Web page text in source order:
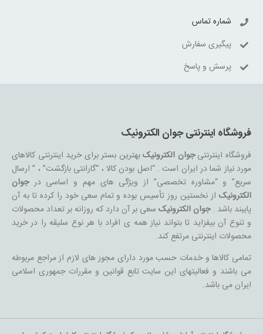
شماره تماس
پیگیری سفارش
پرسش و پاسخ
فروشگاه اینترنتی جوان الکترونیک
فروشگاه اینترنتیجوان الکترونیکبهترین بستر برای خرید اینترنتی کالاهای
مورد نیاز شما در ایران است . “اصل بودن کالا ، “گارانتی بازگشت” ، ” ارسال
سریع” و “مشاوره تخصصی” از ویژگی های مهم و اساسی درجوان
الکترونیکاز نخستین روز تأسیس بوده و تمام سعی خود را کرده تا به آن
پایبند باشد .جوان الکترونیکسعی بر آن دارد که روزانه بر تعداد محصولات
و تنوع آن بیفزاید تا بتواند نیاز همه ی افراد با هر نوع سلیقه را در خرید
محصولات اینترنتی مرتفع کند.
تمامی کالاها و خدمات حسب مورد دارای مجوز های لازم از مراجع مربوطه
می باشند و فعالیتهای این سایت تابع قوانین و مقررات جمهوری اسلامی
ایران می باشد.